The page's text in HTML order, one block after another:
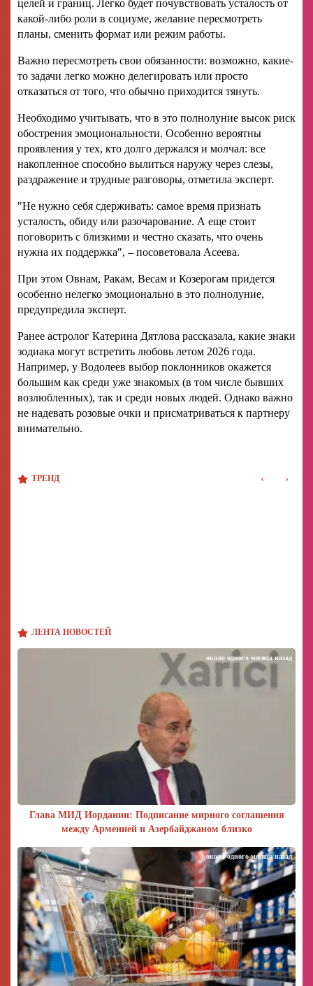
ЛЕНТА НОВОСТЕЙ
Глава МИД Иордании: Подписание мирного соглашения
между Арменией и Азербайджаном близко
около одного месяца назад
около одного месяца назад
целей и границ. Легко будет почувствовать усталость от
какой-либо роли в социуме, желание пересмотреть
планы, сменить формат или режим работы.
Важно пересмотреть свои обязанности: возможно, какие-
то задачи легко можно делегировать или просто
отказаться от того, что обычно приходится тянуть.
Необходимо учитывать, что в это полнолуние высок риск
обострения эмоциональности. Особенно вероятны
проявления у тех, кто долго держался и молчал: все
накопленное способно вылиться наружу через слезы,
раздражение и трудные разговоры, отметила эксперт.
"Не нужно себя сдерживать: самое время признать
усталость, обиду или разочарование. А еще стоит
поговорить с близкими и честно сказать, что очень
нужна их поддержка", – посоветовала Асеева.
При этом Овнам, Ракам, Весам и Козерогам придется
особенно нелегко эмоционально в это полнолуние,
предупредила эксперт.
Ранее астролог Катерина Дятлова рассказала, какие знаки
зодиака могут встретить любовь летом 2026 года.
Например, у Водолеев выбор поклонников окажется
большим как среди уже знакомых (в том числе бывших
возлюбленных), так и среди новых людей. Однако важно
не надевать розовые очки и присматриваться к партнеру
внимательно.
ТРЕНД ‹ ›